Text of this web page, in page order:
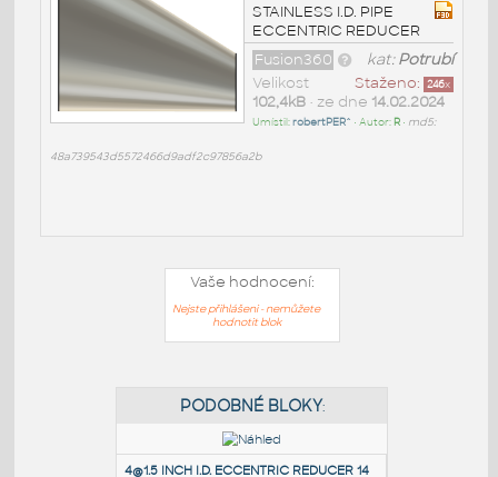
STAINLESS I.D. PIPE
ECCENTRIC REDUCER
kat:Potrubí
Fusion360
Staženo: 246x
Velikost
102,4kB• ze dne 14.02.2024
Umístil:robertPER^ • Autor: R• md5:
48a739543d5572466d9adf2c97856a2b
Vaše hodnocení:
Nejste přihlášeni - nemůžete
hodnotit blok